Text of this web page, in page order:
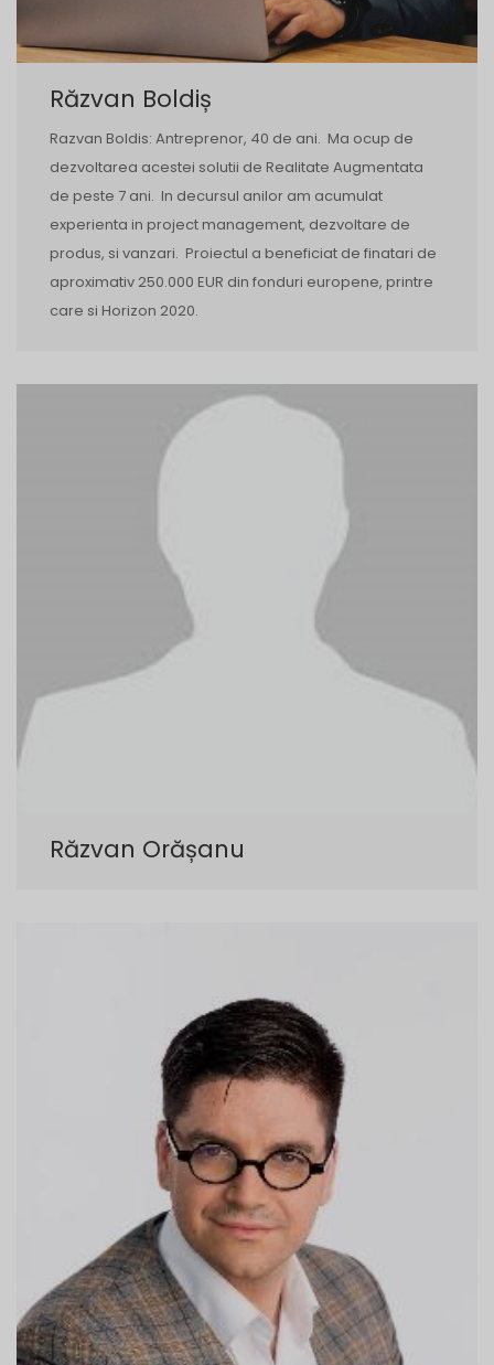
Răzvan Boldiș
Razvan Boldis: Antreprenor, 40 de ani. Ma ocup de
dezvoltarea acestei solutii de Realitate Augmentata
de peste 7 ani. In decursul anilor am acumulat
experienta in project management, dezvoltare de
produs, si vanzari. Proiectul a beneficiat de finatari de
aproximativ 250.000 EUR din fonduri europene, printre
care si Horizon 2020.
Răzvan Orășanu